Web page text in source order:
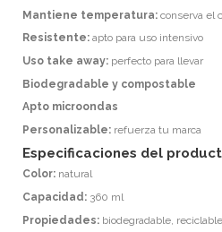
Mantiene temperatura: conserva el
Resistente: apto para uso intensivo
Uso take away: perfecto para llevar
Biodegradable y compostable
Apto microondas
Personalizable: refuerza tu marca
Especificaciones del
Color: natural
Capacidad: 360 ml
Propiedades: biodegradable,